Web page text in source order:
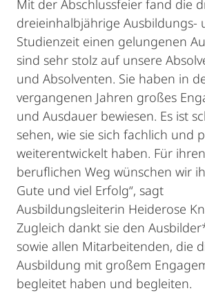
Mit der Abschlussfeier fand die
dreieinhalbjährige Ausbildungs-
Studienzeit einen gelungenen
sind sehr stolz auf unsere
und Absolventen. Sie haben in
vergangenen Jahren großes
und Ausdauer bewiesen. Es ist
sehen, wie sie sich fachlich und
weiterentwickelt haben. Für
beruflichen Weg wünschen wir
Gute und viel Erfolg“, sagt
Ausbildungsleiterin Heiderose
Zugleich dankt sie den
sowie allen Mitarbeitenden, die
Ausbildung mit großem
begleitet haben und begleiten.